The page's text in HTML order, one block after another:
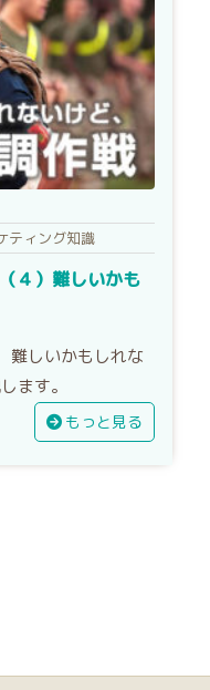
ティング知識
４）難しいかも
難しいかもしれな
ます。
もっと見る